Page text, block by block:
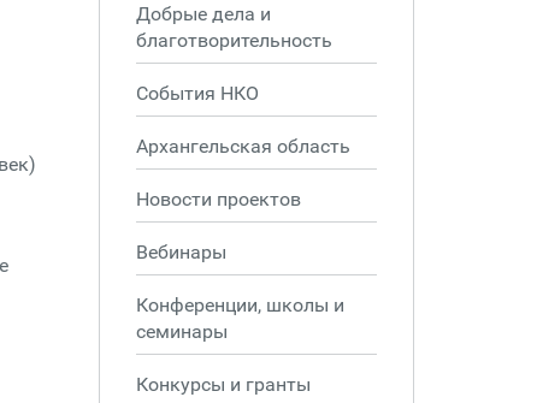
Добрые дела и
благотворительность
События НКО
Архангельская область
Новости проектов
Вебинары
Конференции, школы и
семинары
Конкурсы и гранты